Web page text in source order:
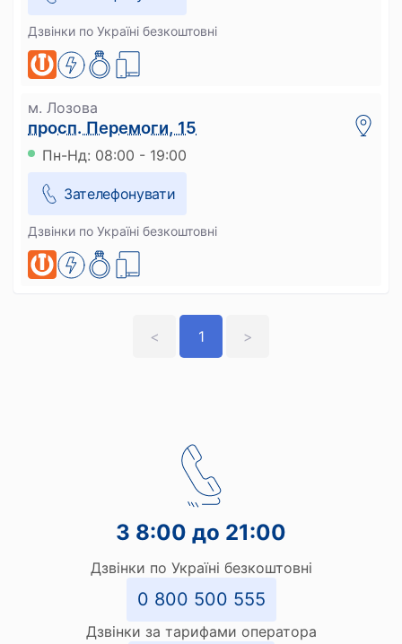
Дзвінки по Україні безкоштовні
м. Лозова
просп. Перемоги, 15
Пн-Нд: 08:00 - 19:00
Зателефонувати
Дзвінки по Україні безкоштовні
< 1 >
З 8:00 до 21:00
Дзвінки по Україні безкоштовні
0 800 500 555
Дзвінки за тарифами оператора